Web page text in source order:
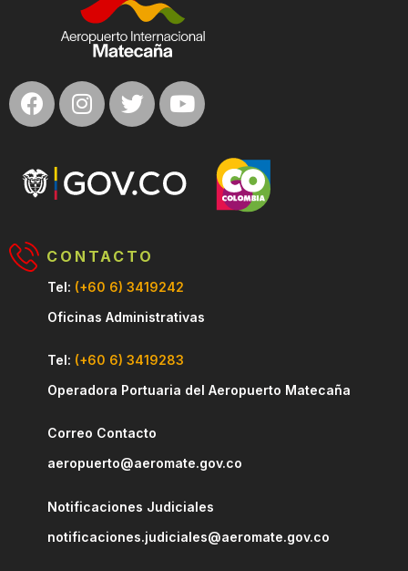
CONTACTO
Tel: (+60 6) 3419242
Oficinas Administrativas
Tel: (+60 6) 3419283
Operadora Portuaria del Aeropuerto Matecaña
Correo Contacto
aeropuerto@aeromate.gov.co
Notificaciones Judiciales
notificaciones.judiciales@aeromate.gov.co